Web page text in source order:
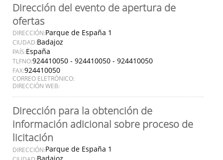
Dirección del evento de apertura de
ofertas
DIRECCIÓN:Parque de España 1
CIUDAD:Badajoz
PAÍS:España
TLFNO:924410050 - 924410050 - 924410050
FAX:924410050
CORREO ELETRÓNICO:
DIRECCIÓN WEB:
Dirección para la obtención de
información adicional sobre proceso de
licitación
DIRECCIÓN:Parque de España 1